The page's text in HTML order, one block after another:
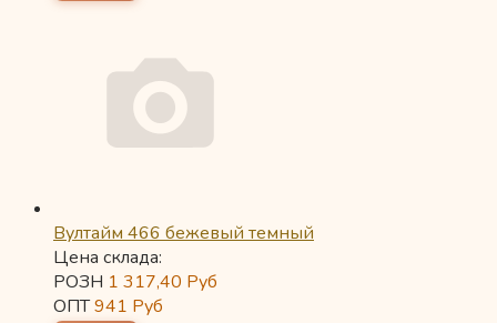
Вултайм 466 бежевый темный
Цена склада:
РОЗН 1 317,40 Руб
ОПТ941 Руб